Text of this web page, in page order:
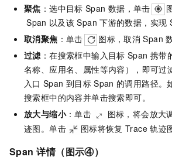
聚焦 ：选中目标 Span 数据，单击
Span 以及该 Span 下游的数据，实现
取消聚焦 ：单击 图标，取消 Span
过滤：在搜索框中输入目标 Span 携带
名称、应用名、属性等内容），即可过
入口 Span 到目标 Span 的调用路径。
搜索框中的内容并单击搜索即可。
放大与缩小：单击 图标，将会放大
迹图。单击
图标将恢复 Trace 轨迹
Span 详情（图示④）